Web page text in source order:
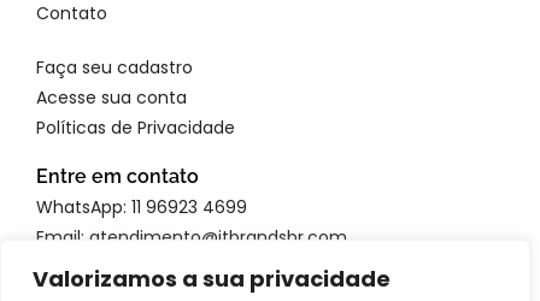
Valorizamos a sua privacidade
Contato
Faça seu cadastro
Acesse sua conta
Políticas de Privacidade
Entre em contato
WhatsApp: 11 96923 4699
Email: atendimento@itbrandsbr.com